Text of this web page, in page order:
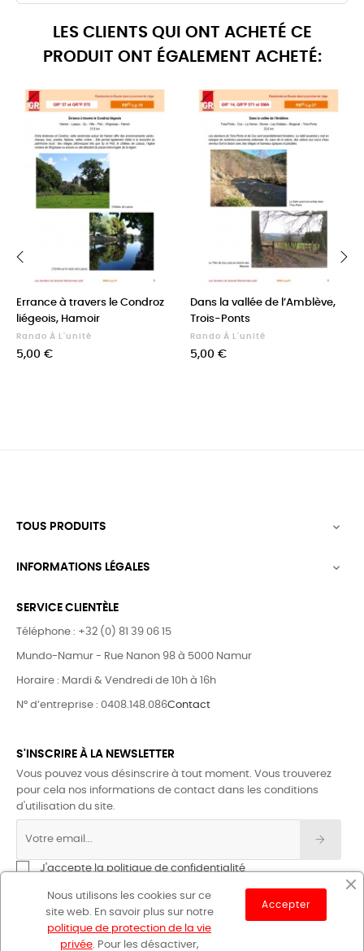
LES CLIENTS QUI ONT ACHETÉ CE
PRODUIT ONT ÉGALEMENT ACHETÉ:
Errance à travers le Condroz
liégeois, Hamoir
Rando À L'unité
Prix
5,00 €
Dans la vallée de l’Amblève,
Trois-Ponts
Rando À L'unité
Prix
5,00 €
TOUS PRODUITS 
INFORMATIONS LÉGALES 
SERVICE CLIENTÈLE
Téléphone : +32 (0) 81 39 06 15
Mundo-Namur - Rue Nanon 98 à 5000 Namur
Horaire : Mardi & Vendredi de 10h à 16h
N° d’entreprise : 0408.148.086Contact
S'INSCRIRE À LA NEWSLETTER
Vous pouvez vous désinscrire à tout moment. Vous trouverez
pour cela nos informations de contact dans les conditions
d'utilisation du site.
J'accepte la politique de confidentialité
Nous utilisons les cookies sur ce
site web. En savoir plus sur notre
politique de protection de la vie
privée. Pour les désactiver,
Accepter